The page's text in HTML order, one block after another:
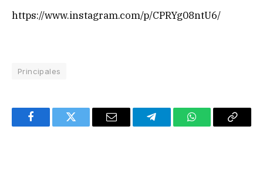
https://www.instagram.com/p/CPRYg08ntU6/
Principales
FacebookTwitter Email TelegramWhatsAppCopy